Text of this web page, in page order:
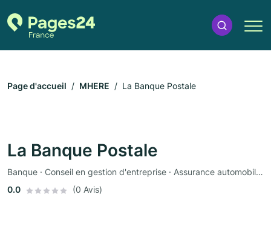
Page d'accueil MHERE La Banque Postale
La Banque Postale
Banque · Conseil en gestion d'entreprise · Assurance automobile · Assurance
0.0
(0 Avis)